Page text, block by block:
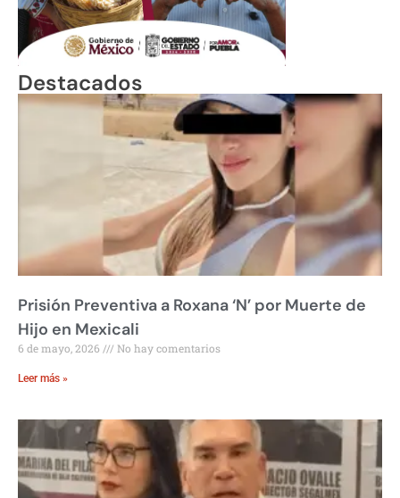
Destacados
Prisión Preventiva a Roxana ‘N’ por Muerte de
Hijo en Mexicali
6 de mayo, 2026 No hay comentarios
Leer más »